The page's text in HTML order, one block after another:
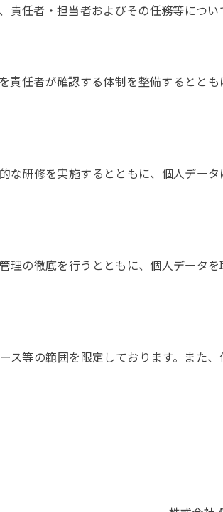
任者・担当者およびその任務等につい
任者が確認する体制を整備するとと
研修を実施するとともに、個人デー
の徹底を行うとともに、個人データ
等の範囲を限定しております。また